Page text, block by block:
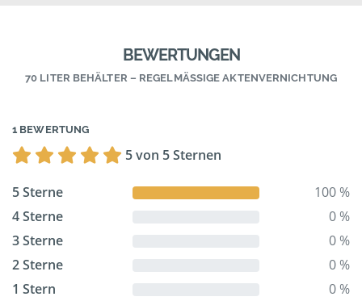
BEWERTUNGEN
70 LITER BEHÄLTER – REGELMÄSSIGE AKTENVERNICHTUNG
1 BEWERTUNG
5 von 5 Sternen
5 Sterne
100 %
4 Sterne
0 %
3 Sterne
0 %
2 Sterne
0 %
1 Stern
0 %